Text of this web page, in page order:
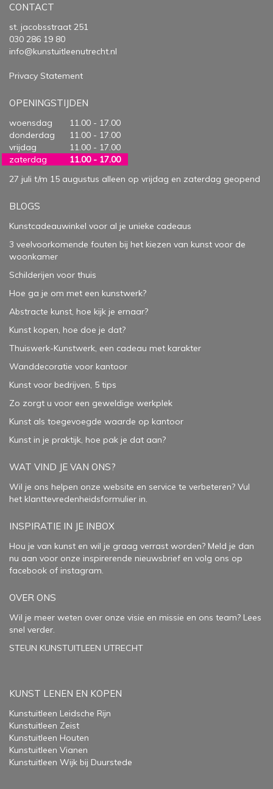
CONTACT
st. jacobsstraat 251
030 286 19 80
info@kunstuitleenutrecht.nl
Privacy Statement
OPENINGSTIJDEN
woensdag
11.00 - 17.00
donderdag
11.00 - 17.00
vrijdag
11.00 - 17.00
zaterdag
11.00 - 17.00
27 juli t/m 15 augustus alleen op vrijdag en zaterdag geopend
BLOGS
Kunstcadeauwinkel voor al je unieke cadeaus
3 veelvoorkomende fouten bij het kiezen van kunst voor de
woonkamer
Schilderijen voor thuis
Hoe ga je om met een kunstwerk?
Abstracte kunst, hoe kijk je ernaar?
Kunst kopen, hoe doe je dat?
Thuiswerk-Kunstwerk, een cadeau met karakter
Wanddecoratie voor kantoor
Kunst voor bedrijven, 5 tips
Zo zorgt u voor een geweldige werkplek
Kunst als toegevoegde waarde op kantoor
Kunst in je praktijk, hoe pak je dat aan?
WAT VIND JE VAN ONS?
Wil je ons helpen onze website en service te verbeteren? Vul
het klanttevredenheidsformulier in.
INSPIRATIE IN JE INBOX
Hou je van kunst en wil je graag verrast worden? Meld je dan
nu aan voor onze inspirerende nieuwsbrief en volg ons op
facebook of instagram.
OVER ONS
Wil je meer weten over onze visie en missie en ons team? Lees
snel verder.
STEUN KUNSTUITLEEN UTRECHT
KUNST LENEN EN KOPEN
Kunstuitleen Leidsche Rijn
Kunstuitleen Zeist
Kunstuitleen Houten
Kunstuitleen Vianen
Kunstuitleen Wijk bij Duurstede